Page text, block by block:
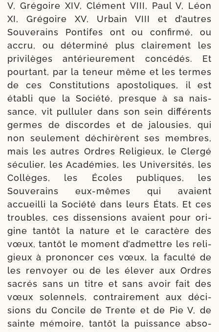
V, Grégoire XIV, Clément VIII, Paul V, Léon
XI, Grégoire XV, Urbain VIII et d’autres
Souverains Pontifes ont ou confir­mé, ou
accru, ou déter­mi­né plus clai­re­ment les
pri­vi­lèges anté­rieu­re­ment concé­dés. Et
pour­tant, par la teneur même et les termes
de ces Constitutions apos­to­liques, il est
éta­bli que la Société, presque à sa nais­
sance, vit pul­lu­ler dans son sein dif­fé­rents
germes de dis­cordes et de jalou­sies, qui
non seule­ment déchi­rèrent ses membres,
mais les autres Ordres Religieux, le Clergé
sécu­lier, les Académies, les Universités, les
Collèges, les Écoles publiques, les
Souverains eux-​mêmes qui avaient
accueilli la Société dans leurs États. Et ces
troubles, ces dis­sen­sions avaient pour ori­
gine tan­tôt la nature et le carac­tère des
vœux, tan­tôt le moment d’ad­mettre les reli­
gieux à pro­non­cer ces vœux, la facul­té de
les ren­voyer ou de les éle­ver aux Ordres
sacrés sans un titre et sans avoir fait des
vœux solen­nels, contrai­re­ment aux déci­
sions du Concile de Trente et de Pie V, de
sainte mémoire, tan­tôt la puis­sance abso­